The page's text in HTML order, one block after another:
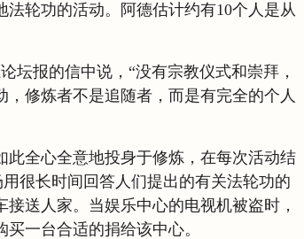
轮功的活动。阿德估计约有10个人是从
坛报的信中说，“没有宗教仪式和崇拜，
修炼者不是追随者，而是有完全的个人
全心全意地投身于修炼，在每次活动结
很长时间回答人们提出的有关法轮功的
送人家。当娱乐中心的电视机被盗时，
一台合适的捐给该中心。